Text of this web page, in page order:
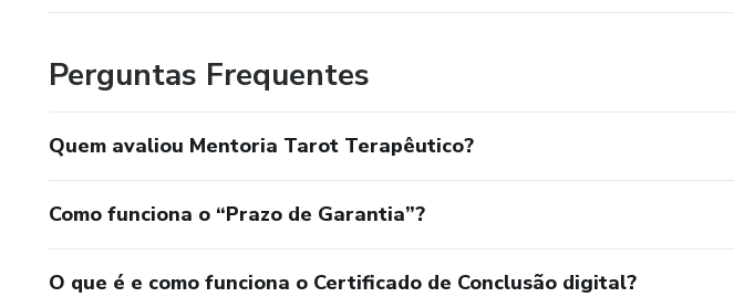
Perguntas Frequentes
Quem avaliou Mentoria Tarot Terapêutico?
Como funciona o “Prazo de Garantia”?
O que é e como funciona o Certificado de Conclusão digital?